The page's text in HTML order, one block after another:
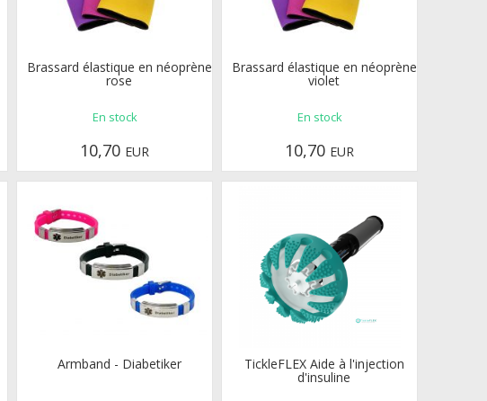
Brassard élastique en néoprène
rose
En stock
10,70 EUR
Brassard élastique en néoprène
violet
En stock
10,70 EUR
Armband - Diabetiker TickleFLEX Aide à l'injection
d'insuline